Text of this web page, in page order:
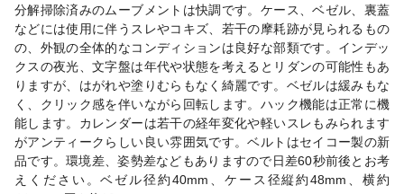
分解掃除済みのムーブメントは快調です。ケース、ベゼル、裏蓋
などには使用に伴うスレやコキズ、若干の摩耗跡が見られるもの
の、外観の全体的なコンディションは良好な部類です。インデッ
クスの夜光、文字盤は年代や状態を考えるとリダンの可能性もあ
りますが、はがれや塗りむらもなく綺麗です。ベゼルは緩みもな
く、クリック感を伴いながら回転します。ハック機能は正常に機
能します。カレンダーは若干の経年変化や軽いスレもみられます
がアンティークらしい良い雰囲気です。ベルトはセイコー製の新
品です。環境差、姿勢差などもありますので日差60秒前後とお考
えください。ベゼル径約40mm、ケース径縦約48mm、横約